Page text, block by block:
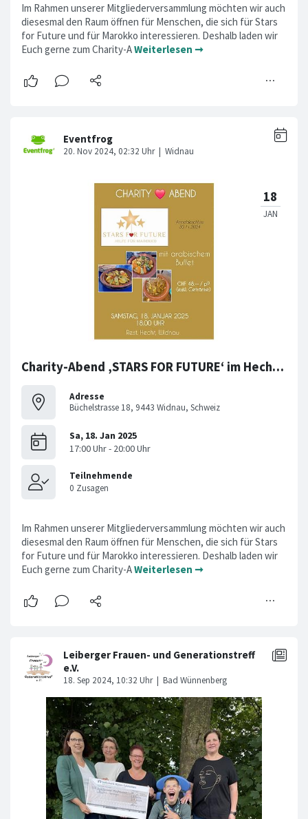
Im Rahmen unserer Mitgliederversammlung möchten wir auch
diesesmal den Raum öffnen für Menschen, die sich für Stars
for Future und für Marokko interessieren. Deshalb laden wir
Euch gerne zum Charity-AWeiterlesen ➞
Charity-Abend ‚STARS FOR FUTURE‘ im Hecht, Widnau
Adresse
Büchelstrasse 18, 9443 Widnau, Schweiz
Im Rahmen unserer Mitgliederversammlung möchten wir auch
diesesmal den Raum öffnen für Menschen, die sich für Stars
for Future und für Marokko interessieren. Deshalb laden wir
Euch gerne zum Charity-AWeiterlesen ➞